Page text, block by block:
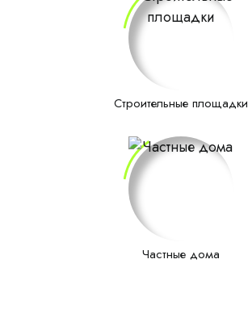
Строительные площадки
Частные дома